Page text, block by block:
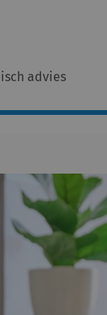
advies